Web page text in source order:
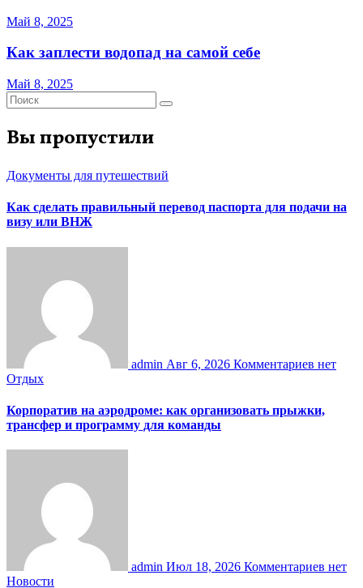
Май 8, 2025
Как заплести водопад на самой себе
Май 8, 2025
Вы пропустили
Документы для путешествий
Как сделать правильный перевод паспорта для подачи на
визу или ВНЖ
admin Авг 6, 2026 Комментариев нет
Отдых
Корпоратив на аэродроме: как организовать прыжки,
трансфер и программу для команды
admin Июл 18, 2026 Комментариев нет
Новости